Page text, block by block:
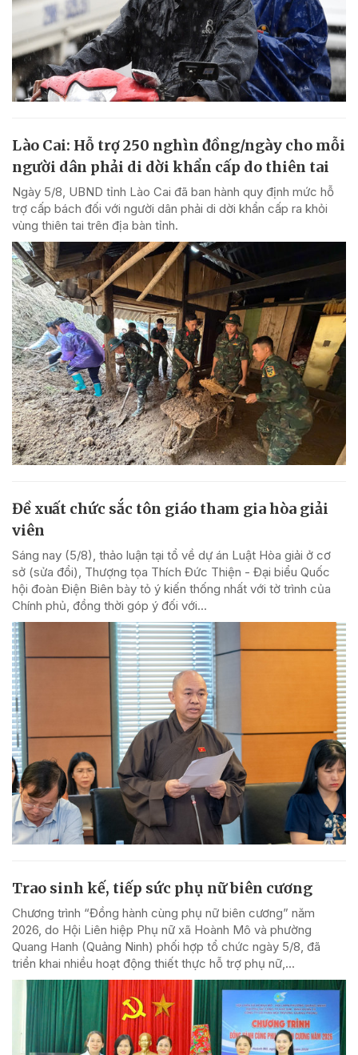
Lào Cai: Hỗ trợ 250 nghìn đồng/ngày cho mỗi
người dân phải di dời khẩn cấp do thiên tai
Ngày 5/8, UBND tỉnh Lào Cai đã ban hành quy định mức hỗ
trợ cấp bách đối với người dân phải di dời khẩn cấp ra khỏi
vùng thiên tai trên địa bàn tỉnh.
Đề xuất chức sắc tôn giáo tham gia hòa giải
viên
Sáng nay (5/8), thảo luận tại tổ về dự án Luật Hòa giải ở cơ
sở (sửa đổi), Thượng tọa Thích Đức Thiện - Đại biểu Quốc
hội đoàn Điện Biên bày tỏ ý kiến thống nhất với tờ trình của
Chính phủ, đồng thời góp ý đối với...
Trao sinh kế, tiếp sức phụ nữ biên cương
Chương trình “Đồng hành cùng phụ nữ biên cương” năm
2026, do Hội Liên hiệp Phụ nữ xã Hoành Mô và phường
Quang Hanh (Quảng Ninh) phối hợp tổ chức ngày 5/8, đã
triển khai nhiều hoạt động thiết thực hỗ trợ phụ nữ,...